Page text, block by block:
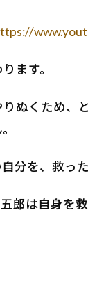
ます。
ぬくため、
分を、救った
は自身を救